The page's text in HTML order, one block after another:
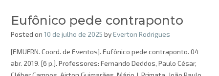
Eufônico pede contraponto
Posted on 10 de julho de 2025 byEverton Rodrigues
[EMUFRN. Coord. de Eventos]. Eufônico pede contraponto. 04
abr. 2019. [6 p.]. Professores: Fernando Deddos, Paulo César,